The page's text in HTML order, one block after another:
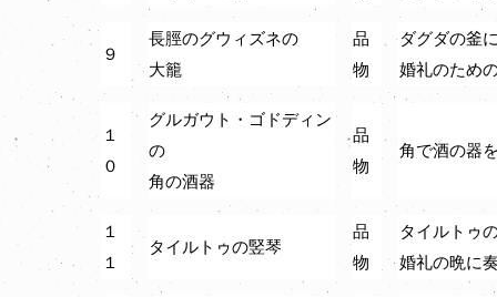
９
長脛のグウィズネの
大籠
品
物
ダグダの釜
婚礼のため
１
０
グルガウト・ゴドディン
の
角の酒器
品
物
角で酒の器
１
１
タイルトゥの竪琴
品
物
タイルトゥ
婚礼の晩に